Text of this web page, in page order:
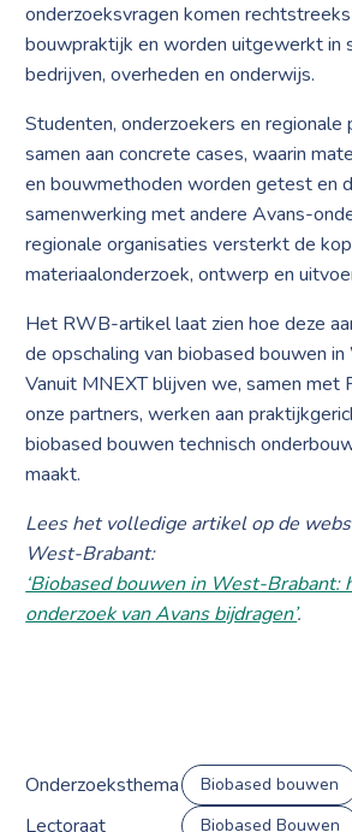
onderzoeksvragen komen
bouwpraktijk en worden uitgewerkt in
bedrijven, overheden en onderwijs.
Studenten, onderzoekers en regionale
samen aan concrete cases, waarin
en bouwmethoden worden getest en
samenwerking met andere Avans-
regionale organisaties versterkt de
materiaalonderzoek, ontwerp en
Het RWB-artikel laat zien hoe deze
de opschaling van biobased bouwen
Vanuit MNEXT blijven we, samen met
onze partners, werken aan
biobased bouwen technisch
maakt.
Lees het volledige artikel op de
West-Brabant:
‘Biobased bouwen in West-Brabant:
onderzoek van Avans bijdragen’.
Onderzoeksthema Biobased bouwen
Lectoraat Biobased Bouwen